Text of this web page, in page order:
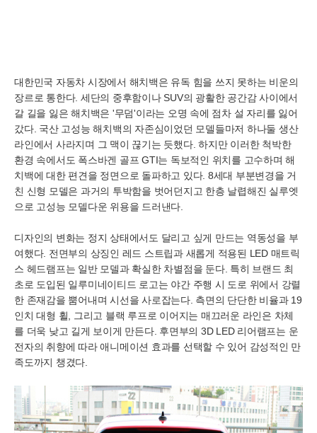
대한민국 자동차 시장에서 해치백은 유독 힘을 쓰지 못하는 비운의
장르로 통한다. 세단의 중후함이나 SUV의 광활한 공간감 사이에서
갈 길을 잃은 해치백은 '무덤'이라는 오명 속에 점차 설 자리를 잃어
갔다. 국산 고성능 해치백의 자존심이었던 모델들마저 하나둘 생산
라인에서 사라지며 그 맥이 끊기는 듯했다. 하지만 이러한 척박한
환경 속에서도 폭스바겐 골프 GTI는 독보적인 위치를 고수하며 해
치백에 대한 편견을 정면으로 돌파하고 있다. 8세대 부분변경을 거
친 신형 모델은 과거의 투박함을 벗어던지고 한층 날렵해진 실루엣
으로 고성능 모델다운 위용을 드러낸다.
디자인의 변화는 정지 상태에서도 달리고 싶게 만드는 역동성을 부
여했다. 전면부의 상징인 레드 스트립과 새롭게 적용된 LED 매트릭
스 헤드램프는 일반 모델과 확실한 차별점을 둔다. 특히 브랜드 최
초로 도입된 일루미네이티드 로고는 야간 주행 시 도로 위에서 강렬
한 존재감을 뿜어내며 시선을 사로잡는다. 측면의 단단한 비율과 19
인치 대형 휠, 그리고 블랙 루프로 이어지는 매끄러운 라인은 차체
를 더욱 낮고 길게 보이게 만든다. 후면부의 3D LED 리어램프는 운
전자의 취향에 따라 애니메이션 효과를 선택할 수 있어 감성적인 만
족도까지 챙겼다.